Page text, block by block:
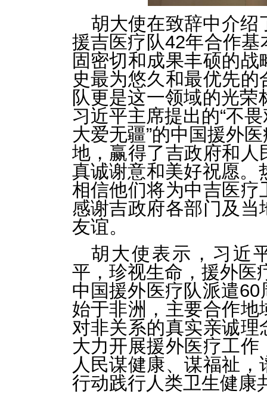
胡大使在致辞中介绍
援吉医疗队42年合作
固密切和成果丰硕的
史最为悠久和最优先
队更是这一领域的光
习近平主席提出的“不
大爱无疆”的中国援外
地，赢得了吉政府和
真诚谢意和美好祝愿。
相信他们将为中吉医
感谢吉政府各部门及
友谊。
胡大使表示，习近
平，珍视生命，援外医
中国援外医疗队派遣
始于非洲，主要合作
对非关系的真实亲诚
大力开展援外医疗工
人民谋健康、谋福祉
行动践行人类卫生健康